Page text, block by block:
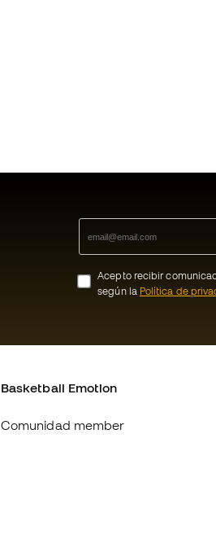
Acepto recibir
según la Política de
Basketball Emotion
Comunidad member